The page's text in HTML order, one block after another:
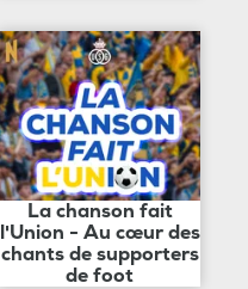
La chanson fait
l'Union - Au cœur des
chants de supporters
de foot